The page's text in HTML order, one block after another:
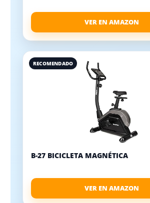
VER EN AMAZON
RECOMENDADO
B-27 BICICLETA MAGNÉTICA
VER EN AMAZON